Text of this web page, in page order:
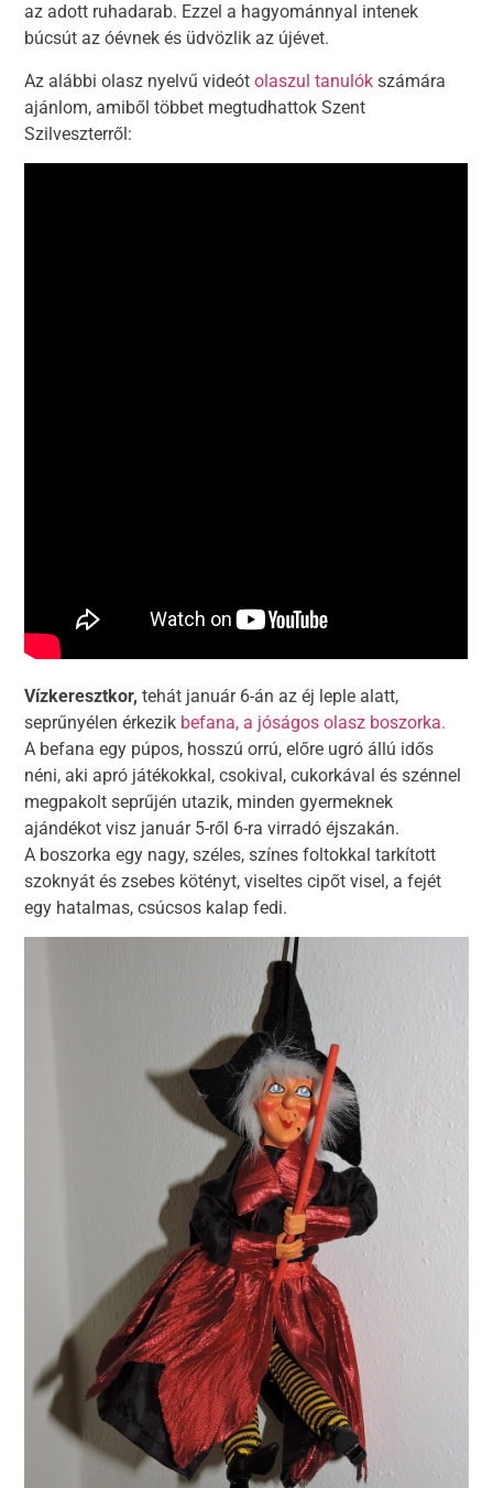
az adott ruhadarab. Ezzel a hagyománnyal intenek
búcsút az óévnek és üdvözlik az újévet.
Az alábbi olasz nyelvű videótolaszul tanulók számára
ajánlom, amiből többet megtudhattok Szent
Szilveszterről:
Vízkeresztkor, tehát január 6-án az éj leple alatt,
seprűnyélen érkezik befana, a jóságos olasz boszorka.
A befana egy púpos, hosszú orrú, előre ugró állú idős
néni, aki apró játékokkal, csokival, cukorkával és szénnel
megpakolt seprűjén utazik, minden gyermeknek
ajándékot visz január 5-ről 6-ra virradó éjszakán.
A boszorka egy nagy, széles, színes foltokkal tarkított
szoknyát és zsebes kötényt, viseltes cipőt visel, a fejét
egy hatalmas, csúcsos kalap fedi.